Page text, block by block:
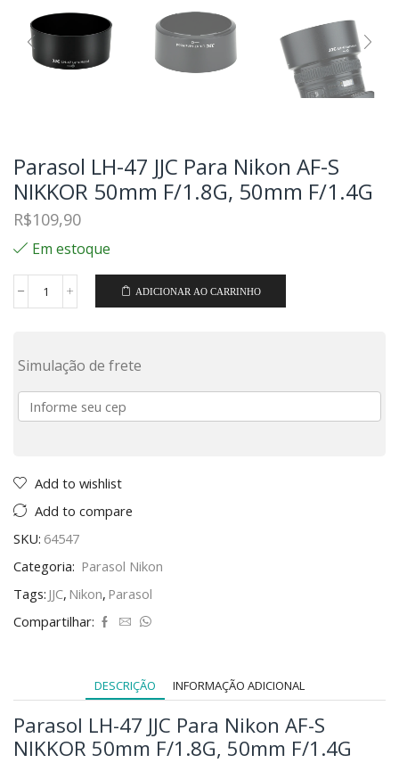
Parasol LH-47 JJC Para Nikon AF-S
NIKKOR 50mm F/1.8G, 50mm F/1.4G
R$109,90
Em estoque
ADICIONAR AO CARRINHO
Simulação de frete
Add to wishlist
Add to compare
SKU: 64547
Categoria: Parasol Nikon
Tags: JJC, Nikon, Parasol
Compartilhar:
DESCRIÇÃO INFORMAÇÃO ADICIONAL
Parasol LH-47 JJC Para Nikon AF-S
NIKKOR 50mm F/1.8G, 50mm F/1.4G